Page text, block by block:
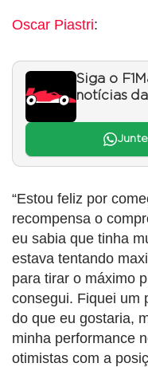
Oscar Piastri:
Siga o
notícias
“Estou feliz por
recompensa o
eu sabia que tinha
estava tentando
para tirar o máximo
consegui. Fiquei um
do que eu gostaria,
minha performance
otimistas com a